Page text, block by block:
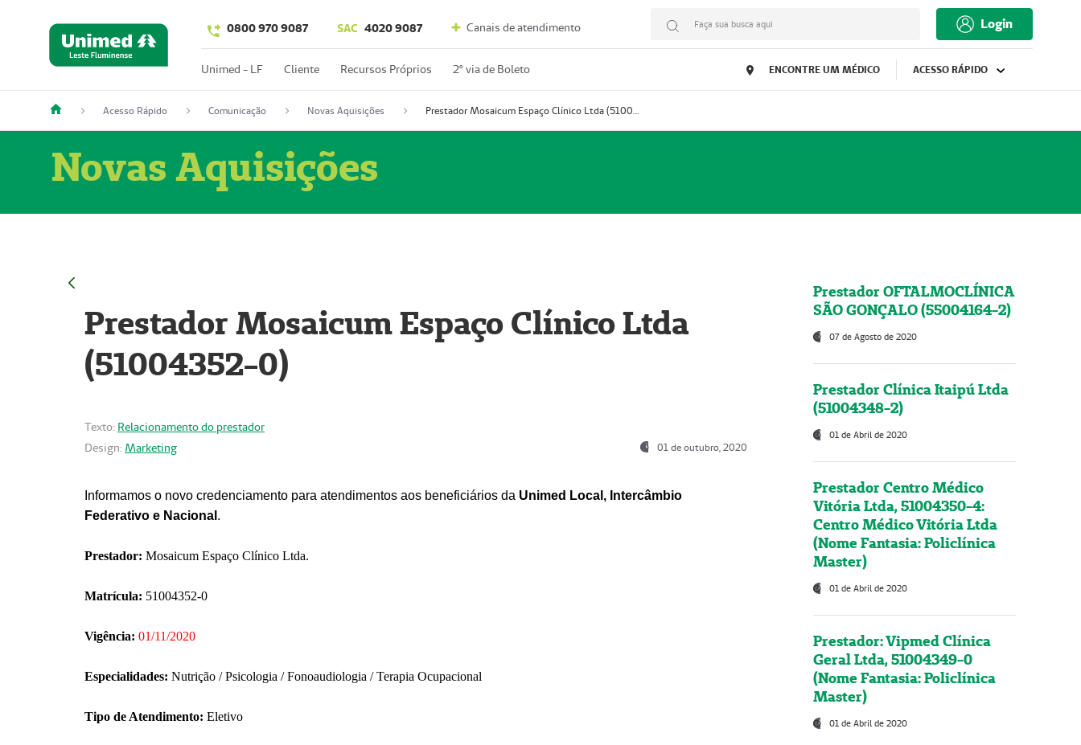
0800 970 9087 SAC 4020 9087 Canais de atendimento Faça sua busca aqui Login
Unimed - LF Cliente Recursos Próprios 2º via de Boleto ENCONTRE UM MÉDICO ACESSO RÁPIDO
Acesso Rápido Comunicação Novas Aquisições Prestador Mosaicum Espaço Clínico Ltda (51004352-0)
Novas Aquisições
Prestador Mosaicum Espaço Clínico Ltda
(51004352-0)
Texto: Relacionamento do prestador
Design: Marketing 01 de outubro, 2020
Informamos o novo credenciamento para atendimentos aos beneficiários da Unimed Local, Intercâmbio
Federativo e Nacional .
Prestador: Mosaicum Espaço Clínico Ltda.
Matrícula: 51004352-0
Vigência: 01/11/2020
Especialidades: Nutrição / Psicologia / Fonoaudiologia / Terapia Ocupacional
Tipo de Atendimento: Eletivo
Prestador OFTALMOCLÍNICA
SÃO GONÇALO (55004164-2)
07 de Agosto de 2020
Prestador Clínica Itaipú Ltda
(51004348-2)
01 de Abril de 2020
Prestador Centro Médico
Vitória Ltda, 51004350-4:
Centro Médico Vitória Ltda
(Nome Fantasia: Policlínica
Master)
01 de Abril de 2020
Prestador: Vipmed Clínica
Geral Ltda, 51004349-0
(Nome Fantasia: Policlínica
Master)
01 de Abril de 2020